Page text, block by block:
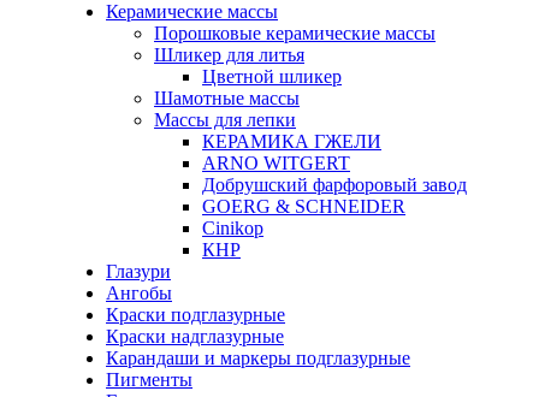
Керамические массы
Порошковые керамические массы
Шликер для литья
Цветной шликер
Шамотные массы
Массы для лепки
КЕРАМИКА ГЖЕЛИ
ARNO WITGERT
Добрушский фарфоровый завод
GOERG & SCHNEIDER
Cinikop
КНР
Глазури
Ангобы
Краски подглазурные
Краски надглазурные
Карандаши и маркеры подглазурные
Пигменты